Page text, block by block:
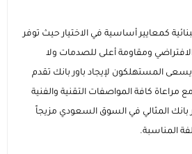
كمعايير أساسية في الاختيار حيث توفر
ومقاومة أعلى للصدمات ولا
المستهلكون لإيجاد باور بانك تقدم
كافة المواصفات التقنية والفنية
المثالي في السوق السعودي مزيجاً
المناسبة.